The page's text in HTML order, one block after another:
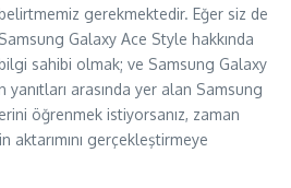
gerekmektedir. Eğer siz de
Samsung Galaxy Ace Style hakkında
sahibi olmak; ve Samsung Galaxy
arasında yer alan Samsung
öğrenmek istiyorsanız, zaman
aktarımını gerçekleştirmeye